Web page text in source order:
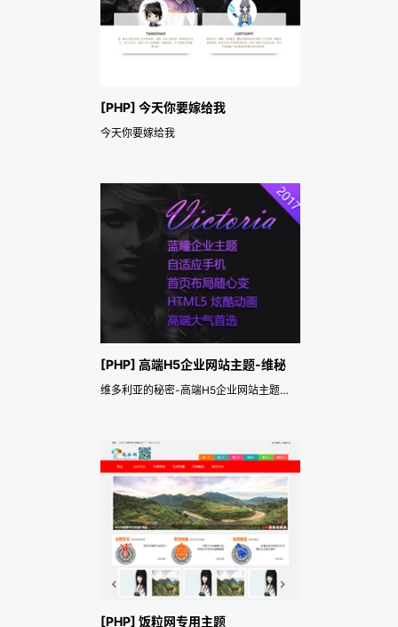
[PHP] 今天你要嫁给我
今天你要嫁给我
[PHP] 高端H5企业网站主题-维秘
维多利亚的秘密-高端H5企业网站主题，时尚高端的黑色系大气网站。PC，手机全兼容
[PHP] 饭粒网专用主题